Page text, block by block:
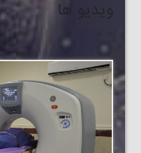
ویدیو ها